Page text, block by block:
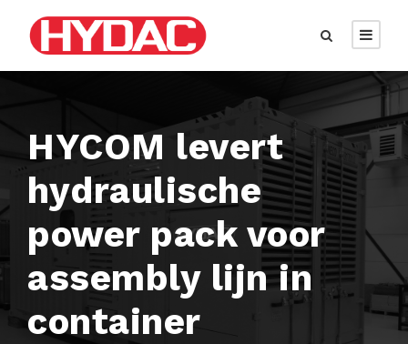
HYCOM levert
hydraulische
power pack voor
assembly lijn in
container